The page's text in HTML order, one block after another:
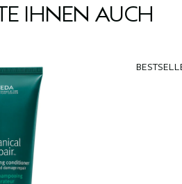
IHNEN AUCH